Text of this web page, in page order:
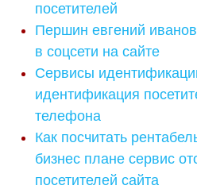
посетителей
Першин евгений
в соцсети на сайте
Сервисы
идентификация
телефона
Как посчитать
бизнес плане сервис
посетителей сайта